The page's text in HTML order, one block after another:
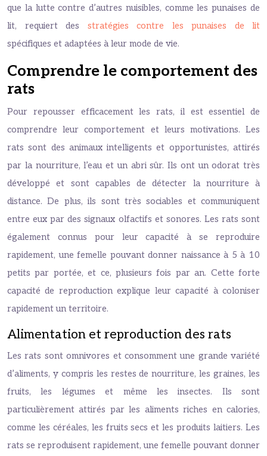
que la lutte contre d’autres nuisibles, comme les punaises de
lit, requiert des stratégies contre les punaises de lit
spécifiques et adaptées à leur mode de vie.
Comprendre le comportement des
rats
Pour repousser efficacement les rats, il est essentiel de
comprendre leur comportement et leurs motivations. Les
rats sont des animaux intelligents et opportunistes, attirés
par la nourriture, l’eau et un abri sûr. Ils ont un odorat très
développé et sont capables de détecter la nourriture à
distance. De plus, ils sont très sociables et communiquent
entre eux par des signaux olfactifs et sonores. Les rats sont
également connus pour leur capacité à se reproduire
rapidement, une femelle pouvant donner naissance à 5 à 10
petits par portée, et ce, plusieurs fois par an. Cette forte
capacité de reproduction explique leur capacité à coloniser
rapidement un territoire.
Alimentation et reproduction des rats
Les rats sont omnivores et consomment une grande variété
d’aliments, y compris les restes de nourriture, les graines, les
fruits, les légumes et même les insectes. Ils sont
particulièrement attirés par les aliments riches en calories,
comme les céréales, les fruits secs et les produits laitiers. Les
rats se reproduisent rapidement, une femelle pouvant donner